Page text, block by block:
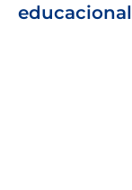
educacional